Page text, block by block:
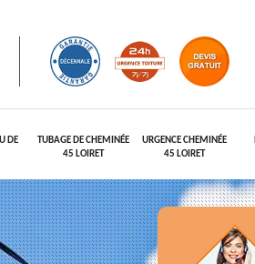
DE
TUBAGE DE CHEMINÉE
45 LOIRET
URGENCE CHEMINÉE
45 LOIRET